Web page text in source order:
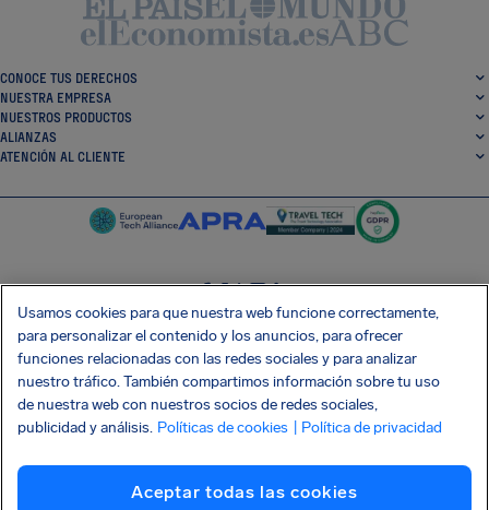
CONOCE TUS DERECHOS
NUESTRA EMPRESA
NUESTROS PRODUCTOS
ALIANZAS
ATENCIÓN AL CLIENTE
SocialFacebook
SocialTwitter
SocialInstagram
SocialLinkedin
CONSIGUE NUESTRA APLICACIÓN GRATIS
Términos y condicionesPolítica de privacidadCookies
Imprint
Usamos cookies para que nuestra web funcione correctamente,
para personalizar el contenido y los anuncios, para ofrecer
funciones relacionadas con las redes sociales y para analizar
nuestro tráfico. También compartimos información sobre tu uso
de nuestra web con nuestros socios de redes sociales,
publicidad y análisis. Políticas de cookies | Política de privacidad
Aceptar todas las cookies